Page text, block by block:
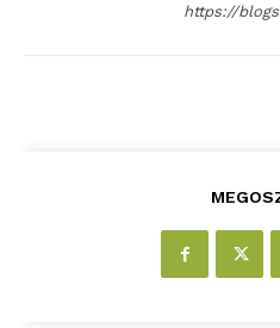
https://